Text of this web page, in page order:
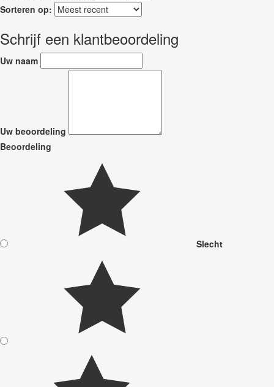
Sorteren op:
Schrijf een klantbeoordeling
Uw naam
Uw beoordeling
Beoordeling
Slecht